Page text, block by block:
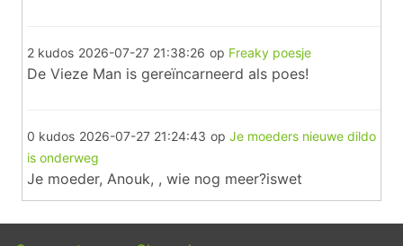
2 kudos 2026-07-27 21:38:26 op Freaky poesje
De Vieze Man is gereïncarneerd als poes!
0 kudos 2026-07-27 21:24:43 op Je moeders nieuwe dildo
is onderweg
Je moeder, Anouk, , wie nog meer?iswet